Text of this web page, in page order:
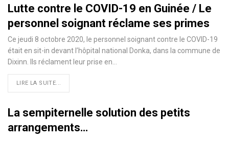
Lutte contre le COVID-19 en Guinée / Le
personnel soignant réclame ses primes
Ce jeudi 8 octobre 2020, le personnel soignant contre le COVID-19
était en sit-in devant l’hôpital national Donka, dans la commune de
Dixinn. Ils réclament leur prise en…
LIRE LA SUITE...
La sempiternelle solution des petits
arrangements…